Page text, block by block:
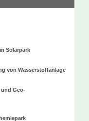
Solarpark
von Wasserstoffanlage
und Geo-